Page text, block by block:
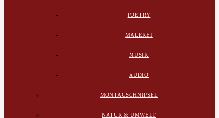
POETRY
MALEREI
MUSIK
AUDIO
MONTAGSCHNIPSEL
NATUR & UMWELT